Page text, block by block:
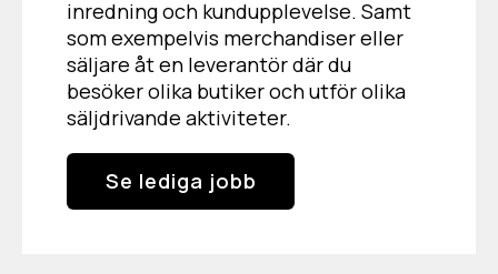
inredning och kundupplevelse. Samt
som exempelvis merchandiser eller
säljare åt en leverantör där du
besöker olika butiker och utför olika
säljdrivande aktiviteter.
Se lediga jobb